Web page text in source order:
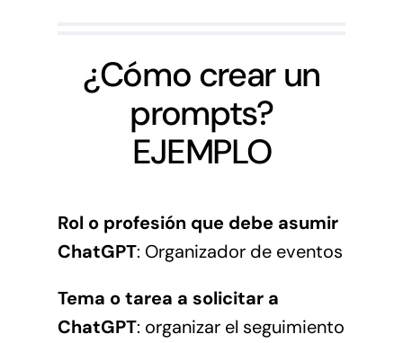
¿Cómo crear un
prompts?
EJEMPLO
Rol o profesión que debe asumir
ChatGPT: Organizador de eventos
Tema o tarea a solicitar a
ChatGPT: organizar el seguimiento